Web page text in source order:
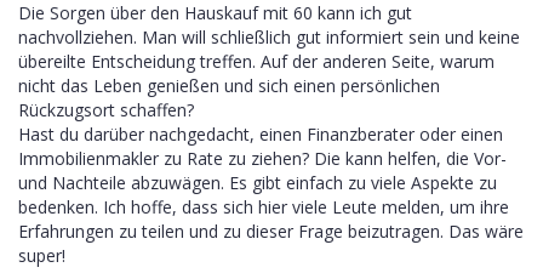
Die Sorgen über den Hauskauf mit 60 kann ich gut
nachvollziehen. Man will schließlich gut informiert sein und keine
übereilte Entscheidung treffen. Auf der anderen Seite, warum
nicht das Leben genießen und sich einen persönlichen
Rückzugsort schaffen?
Hast du darüber nachgedacht, einen Finanzberater oder einen
Immobilienmakler zu Rate zu ziehen? Die kann helfen, die Vor-
und Nachteile abzuwägen. Es gibt einfach zu viele Aspekte zu
bedenken. Ich hoffe, dass sich hier viele Leute melden, um ihre
Erfahrungen zu teilen und zu dieser Frage beizutragen. Das wäre
super!